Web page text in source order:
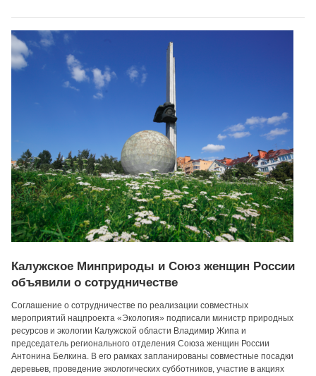
Калужское Минприроды и Союз женщин России
объявили о сотрудничестве
Соглашение о сотрудничестве по реализации совместных
мероприятий нацпроекта «Экология» подписали министр природных
ресурсов и экологии Калужской области Владимир Жипа и
председатель регионального отделения Союза женщин России
Антонина Белкина. В его рамках запланированы совместные посадки
деревьев, проведение экологических субботников, участие в акциях